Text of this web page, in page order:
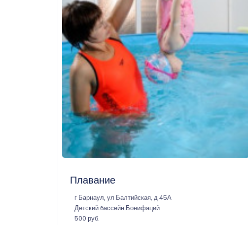
Плавание
г Барнаул, ул Балтийская, д 45А
Детский бассейн Бонифаций
500 руб.